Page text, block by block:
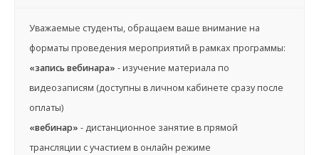
Уважаемые студенты, обращаем ваше внимание на
форматы проведения мероприятий в рамках программы:
«запись вебинара» - изучение материала по
видеозаписям (доступны в личном кабинете сразу после
оплаты)
«вебинар» - дистанционное занятие в прямой
трансляции с участием в онлайн режиме